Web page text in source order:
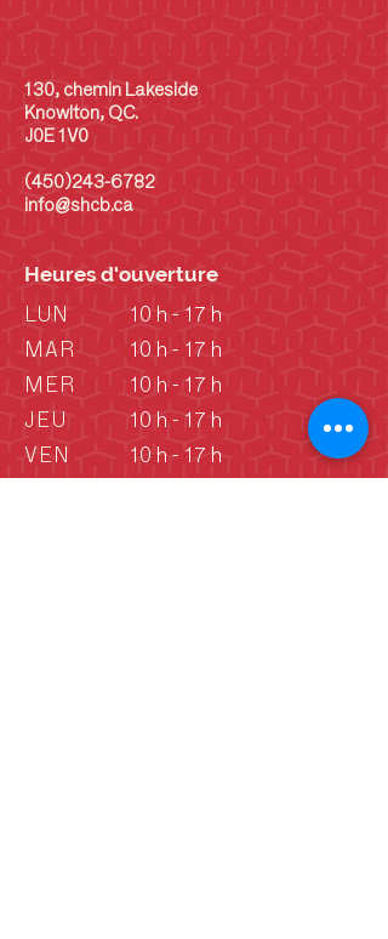
130, chemin Lakeside
Knowlton, QC.
J0E 1V0
(450)243-6782
info@shcb.ca
Heures d'ouverture
LUN
MAR
MER
JEU
VEN
10 h - 17 h
10 h - 17 h
10 h - 17 h
10 h - 17 h
10 h - 17 h